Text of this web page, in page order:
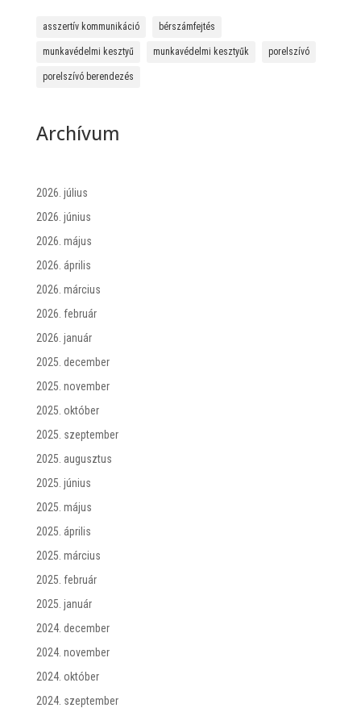
asszertív kommunikáció bérszámfejtés
munkavédelmi kesztyű munkavédelmi kesztyűk porelszívó
porelszívó berendezés
Archívum
2026. július
2026. június
2026. május
2026. április
2026. március
2026. február
2026. január
2025. december
2025. november
2025. október
2025. szeptember
2025. augusztus
2025. június
2025. május
2025. április
2025. március
2025. február
2025. január
2024. december
2024. november
2024. október
2024. szeptember